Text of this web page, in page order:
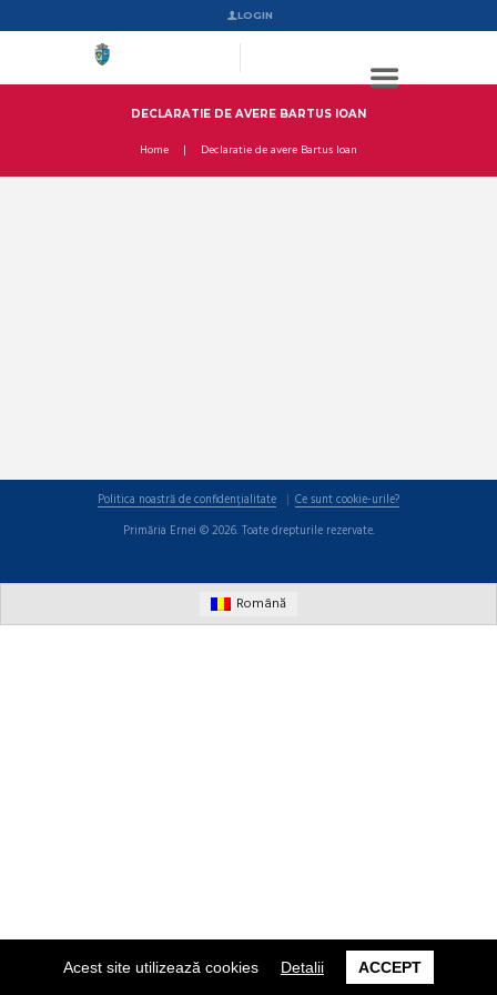
Acest site utilizează cookies Detalii ACCEPT
LOGIN
DECLARATIE DE AVERE BARTUS IOAN
Home Declaratie de avere Bartus Ioan
Politica noastră de confidențialitate
Ce sunt cookie-urile?
Primăria Ernei © 2026. Toate drepturile rezervate.
Română